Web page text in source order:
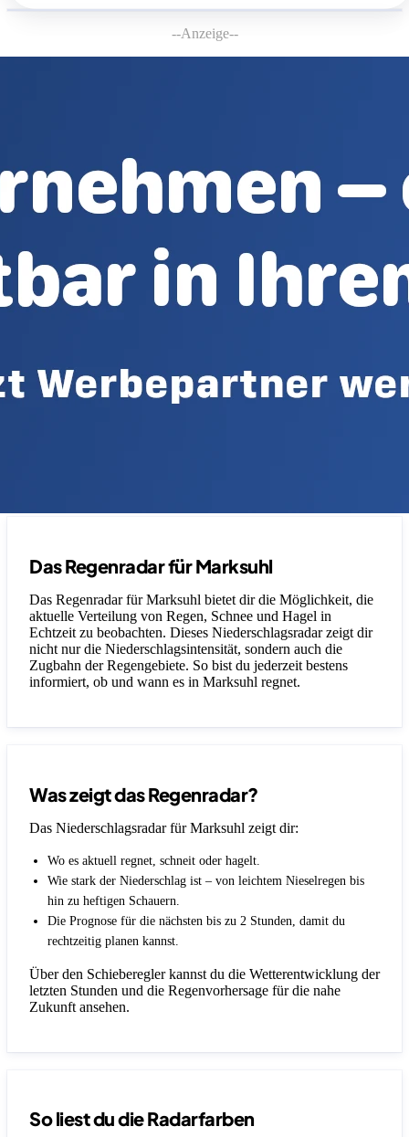
--Anzeige--
Das Regenradar für Marksuhl
Das Regenradar für Marksuhl bietet dir die Möglichkeit, die
aktuelle Verteilung von Regen, Schnee und Hagel in
Echtzeit zu beobachten. Dieses Niederschlagsradar zeigt dir
nicht nur die Niederschlagsintensität, sondern auch die
Zugbahn der Regengebiete. So bist du jederzeit bestens
informiert, ob und wann es in Marksuhl regnet.
Was zeigt das Regenradar?
Das Niederschlagsradar für Marksuhl zeigt dir:
Wo es aktuell regnet, schneit oder hagelt.
Wie stark der Niederschlag ist – von leichtem Nieselregen bis
hin zu heftigen Schauern.
Die Prognose für die nächsten bis zu 2 Stunden, damit du
rechtzeitig planen kannst.
Über den Schieberegler kannst du die Wetterentwicklung der
letzten Stunden und die Regenvorhersage für die nahe
Zukunft ansehen.
So liest du die Radarfarben